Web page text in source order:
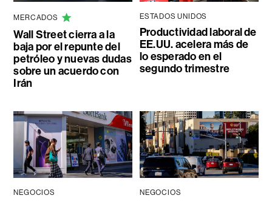
MERCADOS
Wall Street cierra a la
baja por el repunte del
petróleo y nuevas dudas
sobre un acuerdo con
Irán
ESTADOS UNIDOS
Productividad laboral de
EE.UU. acelera más de
lo esperado en el
segundo trimestre
NEGOCIOS NEGOCIOS